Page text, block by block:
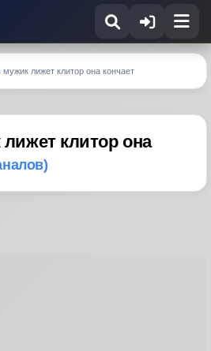
мужик лижет клитор она кончает
клитор она